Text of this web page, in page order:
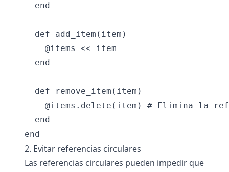
  end
  def add_item(item)
    @items << item
  end
  def remove_item(item)
@items.delete(item) # Elimina la
  end
2. Evitar referencias circulares
Las referencias circulares pueden impedir que